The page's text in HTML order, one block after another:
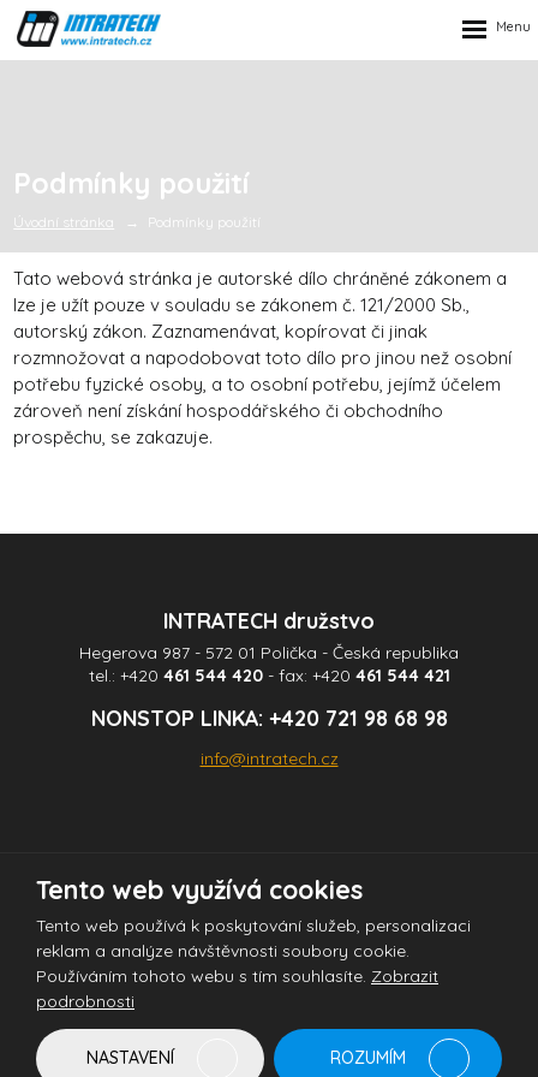
Podmínky použití
Úvodní stránka Podmínky použití
Tato webová stránka je autorské dílo chráněné zákonem a
lze je užít pouze v souladu se zákonem č. 121/2000 Sb.,
autorský zákon. Zaznamenávat, kopírovat či jinak
rozmnožovat a napodobovat toto dílo pro jinou než osobní
potřebu fyzické osoby, a to osobní potřebu, jejímž účelem
zároveň není získání hospodářského či obchodního
prospěchu, se zakazuje.
INTRATECH družstvo
Hegerova 987 - 572 01 Polička - Česká republika
tel.: +420 461 544 420- fax: +420 461 544 421
NONSTOP LINKA: +420 721 98 68 98
info@intratech.cz
© 2026 INTRATECH družstvo - všechna práva vyhrazena
Tento web je chráněn pomocí Google ReCAPTCHA a platí pro něj
zásady ochrany osobních údajů
společnosti Google.
Vytvořila eBRÁNA
Tento web využívá cookies
Tento web používá k poskytování služeb, personalizaci
reklam a analýze návštěvnosti soubory cookie.
Používáním tohoto webu s tím souhlasíte. Zobrazit
podrobnosti
NASTAVENÍ ROZUMÍM